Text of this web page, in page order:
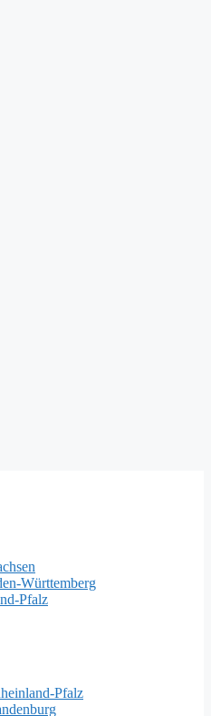
Württemberg
Pfalz
Pfalz